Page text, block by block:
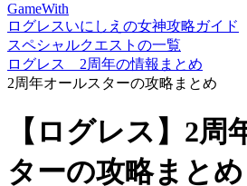
GameWith
ログレスいにしえの女神攻略ガイド
スペシャルクエストの一覧
ログレス 2周年の情報まとめ
2周年オールスターの攻略まとめ
【ログレス】2周
ターの攻略まと